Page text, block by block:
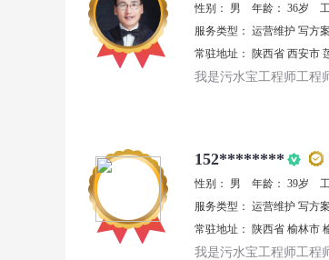
性别：
男 年龄： 36岁
服务类型： 运营维护 写方案
常驻地址： 陕西省 西安市
我是污水宝工程师工程
152********
性别：
男 年龄： 39岁
服务类型： 运营维护 写方案
常驻地址： 陕西省 榆林市
我是污水宝工程师工程